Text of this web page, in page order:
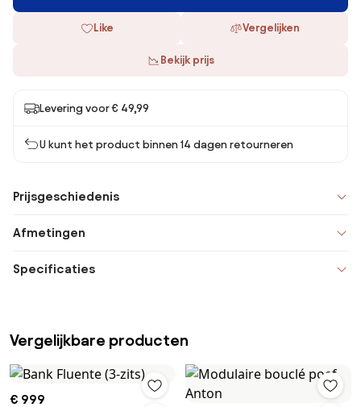
Like Vergelijken
Bekijk prijs
Levering voor € 49,99
U kunt het product binnen 14 dagen retourneren
Prijsgeschiedenis
Afmetingen
Specificaties
Vergelijkbare producten
€ 999